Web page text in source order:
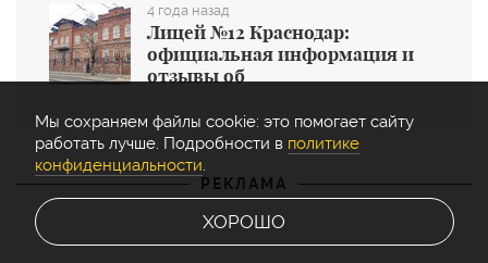
4 года назад
Лицей №12 Краснодар:
официальная информация и
отзывы об
РЕКЛАМА
Мы cохраняем файлы cookie: это помогает сайту
работать лучше. Подробности в политике
конфиденциальности
ХОРОШО